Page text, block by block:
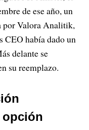
de ese año, un
por Valora Analitik,
CEO había dado un
delante se
su reemplazo.
opción